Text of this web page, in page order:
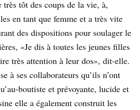
très tôt des coups de la vie, à,
en tant que femme et a très vite
des dispositions pour soulager le
«Je dis à toutes les jeunes filles
très attention à leur dos», dit-elle.
à ses collaborateurs qu’ils n’ont
boutiste et prévoyante, lucide et
elle a également construit les